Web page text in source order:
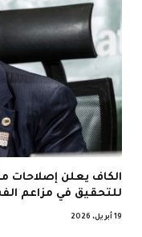
الكاف يعلن إصلاحات
للتحقيق في مزاعم
19 أبريل، 2026